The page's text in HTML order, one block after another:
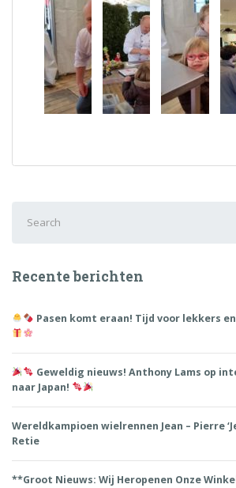
for:
Recente berichten
Pasen komt eraan! Tijd voor lekkers
Geweldig nieuws! Anthony Lams op
naar Japan!
Wereldkampioen wielrennen Jean – Pierre
Retie
**Groot Nieuws: Wij Heropenen Onze